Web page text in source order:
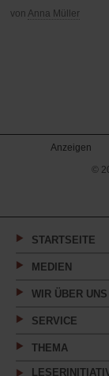
von Anna Müller
Anzeigen
©
STARTSEITE
MEDIEN
WIR ÜBER UNS
SERVICE
THEMA